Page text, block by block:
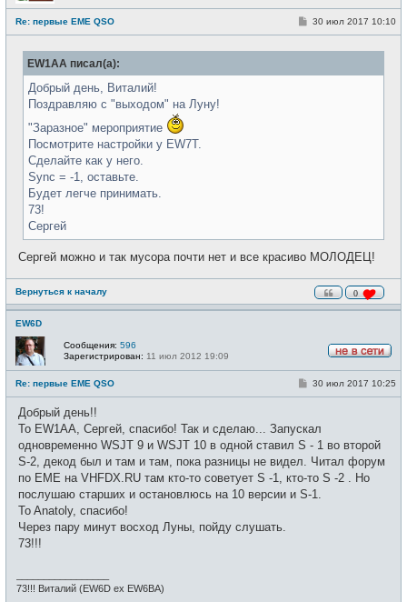
е
в
с
Re: первые EME QSO
0
С
б
е
30 июл 2017 10:10
EW1AA писал(а):
Добрый день, Виталий!
Поздравляю с "выходом" на Луну!
"Заразное" мероприятие
Посмотрите настройки у EW7T.
Сделайте как у него.
Sync = -1, оставьте.
Будет легче принимать.
73!
Сергей
Сергей можно и так мусора почти нет и все красиво МОЛОДЕЦ!
Вернуться к началу
EW6D
е
в
с
Сообщения: 596
Зарегистрирован: 11 июл 2012 19:09
Re: первые EME QSO
С
щ
н
и
30 июл 2017 10:25
Добрый день!!
To EW1AA, Сергей, спасибо! Так и сделаю... Запускал
одновременно WSJT 9 и WSJT 10 в одной ставил S - 1 во второй
S-2, декод был и там и там, пока разницы не видел. Читал форум
по EME на VHFDX.RU там кто-то советует S -1, кто-то S -2 . Но
послушаю старших и остановлюсь на 10 версии и S-1.
To Anatoly, спасибо!
Через пару минут восход Луны, пойду слушать.
73!!!
73!!! Виталий (EW6D ex EW6BA)